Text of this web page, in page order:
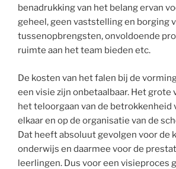
benadrukking van het belang ervan
geheel, geen vaststelling en borging
tussenopbrengsten, onvoldoende
ruimte aan het team bieden etc.
De kosten van het falen bij de
een visie zijn onbetaalbaar. Het grote
het teloorgaan van de betrokkenheid
elkaar en op de organisatie van de
Dat heeft absoluut gevolgen voor de
onderwijs en daarmee voor de
leerlingen. Dus voor een visieproces